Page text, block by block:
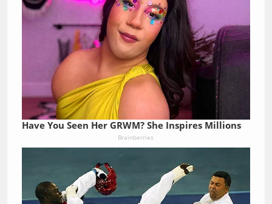
Have You Seen Her GRWM? She Inspires Millions
Brainberries